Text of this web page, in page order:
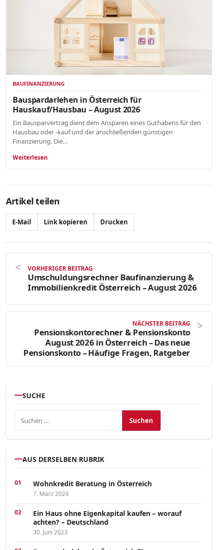
BAUFINANZIERUNG
Bauspardarlehen in Österreich für
Hauskauf/Hausbau – August 2026
Ein Bausparvertrag dient dem Ansparen eines Guthabens für den
Hausbau oder -kauf und der anschließenden günstigen
Finanzierung. Die…
Weiterlesen
Artikel teilen
E-Mail Link kopieren Drucken
VORHERIGER BEITRAG
Umschuldungsrechner Baufinanzierung &
Immobilienkredit Österreich – August 2026
NÄCHSTER BEITRAG
Pensionskontorechner & Pensionskonto
August 2026 in Österreich – Das neue
Pensionskonto – Häufige Fragen, Ratgeber
SUCHE
AUS DERSELBEN RUBRIK
Wohnkredit Beratung in Österreich
7. März 2024
Ein Haus ohne Eigenkapital kaufen – worauf
achten? – Deutschland
30. Juni 2023